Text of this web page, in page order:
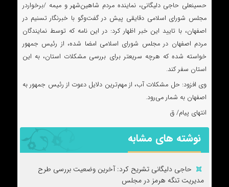
حسینعلی حاجی دلیگانی، نماینده مردم شاهین‌شهر و میمه /برخواردر
مجلس شورای اسلامی دقایقی پیش در گفت‌وگو با خبرنگار تسنیم در
اصفهان، با تایید این خبر اظهار کرد: در این نامه که توسط نمایندگان
مردم اصفهان در مجلس شورای اسلامی امضا شده، از رئیس جمهور
خواسته شده که هرچه سریعتر برای بررسی مشکلات استان، به این
استان سفر کند.
وی افزود: حل مشکلات آب، از مهم‌ترین دلایل دعوت از رئیس جمهور به
اصفهان به شمار می‌رود.
انتهای پیام/ ق
نوشته های مشابه
حاجی دلیگانی تشریح کرد: آخرین وضعیت بررسی طرح
مدیریت تنگه هرمز در مجلس